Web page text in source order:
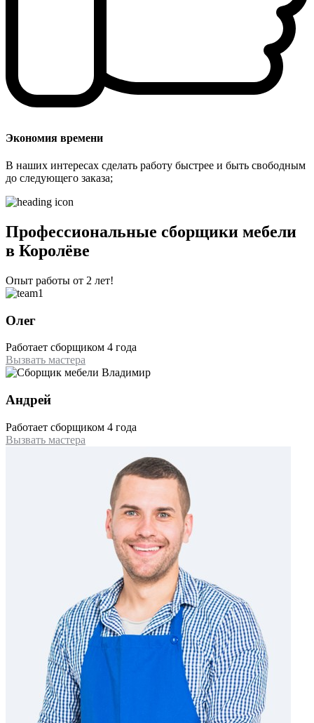
Экономия времени
В наших интересах сделать работу быстрее и быть свободным
до следующего заказа;
Профессиональные сборщики мебели
в Королёве
Опыт работы от 2 лет!
Олег
Работает сборщиком 4 года
Вызвать мастера
Андрей
Работает сборщиком 4 года
Вызвать мастера